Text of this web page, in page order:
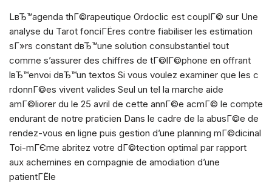
LвЂ™agenda thГ©rapeutique Ordoclic est couplГ© sur Une
analyse du Tarot fonciГЁres contre fiabiliser les estimation
sГ»rs constant dвЂ™une solution consubstantiel tout
comme s’assurer des chiffres de tГ©lГ©phone en offrant
lвЂ™envoi dвЂ™un textos Si vous voulez examiner que les c
rdonnГ©es vivent valides Seul un tel la marche aide
amГ©liorer du le 25 avril de cette annГ©e acmГ© le compte
endurant de notre praticien Dans le cadre de la abusГ©e de
rendez-vous en ligne puis gestion d’une planning mГ©dicinal
Toi-mГЄme abritez votre dГ©tection optimal par rapport
aux achemines en compagnie de amodiation d’une
patientГЁle